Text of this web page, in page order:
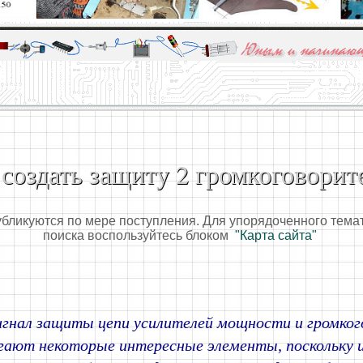
для юных и начинающих радиолюбителей - Popular science
и опыт профессионалов - Basics of electricity,
защиту 2
по мере поступления. Для упорядоченного
поиска воспользуйтесь блоком "Карта сайта"
защиты цепи усилителей мощности и
некоторые интересные элементы, поскольку